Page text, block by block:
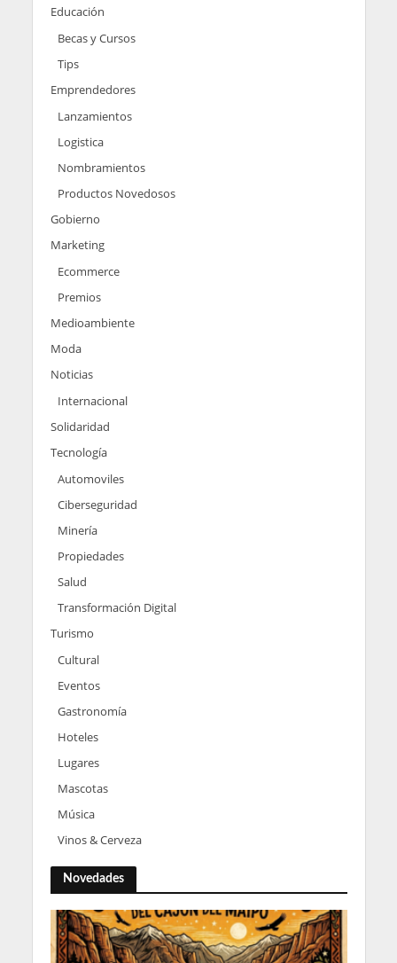
Educación
Becas y Cursos
Tips
Emprendedores
Lanzamientos
Logistica
Nombramientos
Productos Novedosos
Gobierno
Marketing
Ecommerce
Premios
Medioambiente
Moda
Noticias
Internacional
Solidaridad
Tecnología
Automoviles
Ciberseguridad
Minería
Propiedades
Salud
Transformación Digital
Turismo
Cultural
Eventos
Gastronomía
Hoteles
Lugares
Mascotas
Música
Vinos & Cerveza
Novedades